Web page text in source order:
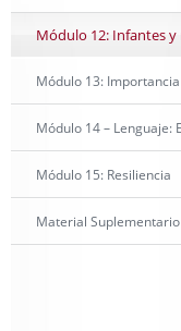
Módulo 12: Infantes
Módulo 13:
Módulo 14 – Lenguaje:
Módulo 15: Resiliencia
Material Suplementario